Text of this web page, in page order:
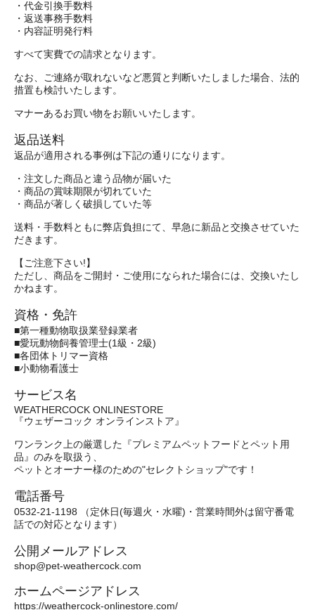
・代金引換手数料
・返送事務手数料
・内容証明発行料
すべて実費での請求となります。
なお、ご連絡が取れないなど悪質と判断いたしました場合、法的
措置も検討いたします。
マナーあるお買い物をお願いいたします。
返品送料
返品が適用される事例は下記の通りになります。
・注文した商品と違う品物が届いた
・商品の賞味期限が切れていた
・商品が著しく破損していた等
送料・手数料ともに弊店負担にて、早急に新品と交換させていた
だきます。
【ご注意下さい!】
ただし、商品をご開封・ご使用になられた場合には、交換いたし
かねます。
資格・免許
■第一種動物取扱業登録業者
■愛玩動物飼養管理士(1級・2級)
■各団体トリマー資格
■小動物看護士
サービス名
WEATHERCOCK ONLINESTORE
『ウェザーコック オンラインストア』
ワンランク上の厳選した『プレミアムペットフードとペット用
品』のみを取扱う、
ペットとオーナー様のための"セレクトショップ"です！
電話番号
0532-21-1198 （定休日(毎週火・水曜)・営業時間外は留守番電
話での対応となります）
公開メールアドレス
shop@pet-weathercock.com
ホームページアドレス
https://weathercock-onlinestore.com/